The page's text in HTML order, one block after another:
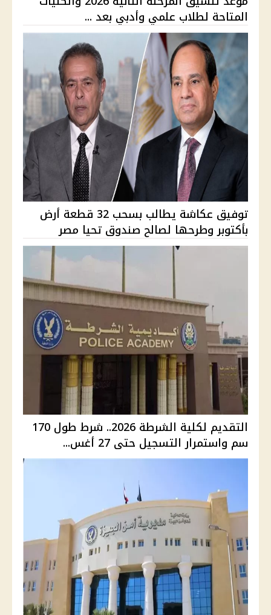
المتاحة لطلاب علمي وأدبي بعد ...
توفيق عكاشة يطالب بسحب 32 قطعة أرض
بأكتوبر وطرحها لصالح صندوق تحيا مصر
التقديم لكلية الشرطة 2026.. شرط طول 170
سم واستمرار التسجيل حتى 27 أغس...